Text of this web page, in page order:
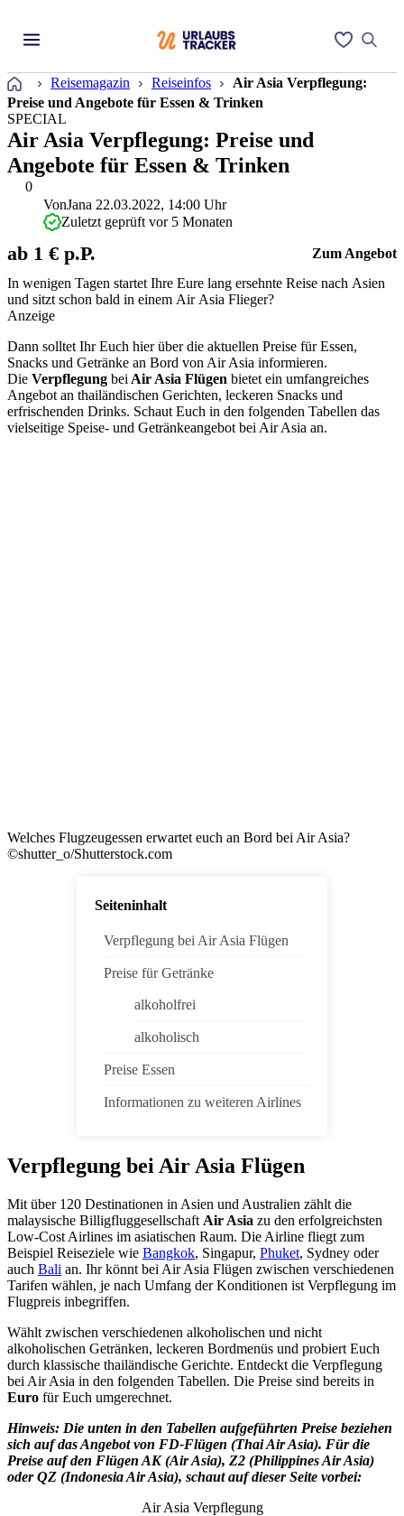
Startseite
Reisemagazin Reiseinfos
Air Asia Verpflegung:
Preise und Angebote für Essen & Trinken
0
SPECIAL
Air Asia Verpflegung: Preise und
Angebote für Essen & Trinken
In wenigen Tagen startet Ihre Eure lang ersehnte Reise nach Asien
und sitzt schon bald in einem Air Asia Flieger?
VonJana 22.03.2022, 14:00 Uhr
Zuletzt geprüft vor 5 Monaten
ab 1 € p.P. Zum Angebot
Anzeige
Dann solltet Ihr Euch hier über die aktuellen Preise für Essen,
Snacks und Getränke an Bord von Air Asia informieren.
Die Verpflegung bei Air Asia Flügen bietet ein umfangreiches
Angebot an thailändischen Gerichten, leckeren Snacks und
erfrischenden Drinks. Schaut Euch in den folgenden Tabellen das
vielseitige Speise- und Getränkeangebot bei Air Asia an.
Welches Flugzeugessen erwartet euch an Bord bei Air Asia?
©shutter_o/Shutterstock.com
Seiteninhalt
Verpflegung bei Air Asia Flügen
Preise für Getränke
alkoholfrei
alkoholisch
Preise Essen
Informationen zu weiteren Airlines
Verpflegung bei Air Asia Flügen
Mit über 120 Destinationen in Asien und Australien zählt die
malaysische Billigfluggesellschaft Air Asia zu den erfolgreichsten
Low-Cost Airlines im asiatischen Raum. Die Airline fliegt zum
Beispiel Reiseziele wie Bangkok, Singapur, Phuket, Sydney oder
auch Bali an. Ihr könnt bei Air Asia Flügen zwischen verschiedenen
Tarifen wählen, je nach Umfang der Konditionen ist Verpflegung im
Flugpreis inbegriffen.
Wählt zwischen verschiedenen alkoholischen und nicht
alkoholischen Getränken, leckeren Bordmenüs und probiert Euch
durch klassische thailändische Gerichte. Entdeckt die Verpflegung
bei Air Asia in den folgenden Tabellen. Die Preise sind bereits in
Euro für Euch umgerechnet.
Hinweis: Die unten in den Tabellen aufgeführten Preise beziehen
sich auf das Angebot von FD-Flügen (Thai Air Asia). Für die
Preise auf den Flügen AK (Air Asia), Z2 (Philippines Air Asia)
oder QZ (Indonesia Air Asia), schaut auf dieser Seite vorbei:
Air Asia Verpflegung